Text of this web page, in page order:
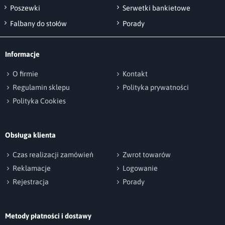
kropelki. Inną ważną cechą tego
wykończenia jest to, że wydłuża ono
żywotność tkaniny a obrus przez dłuższy czas
utrzymuje świeży, nowy wygląd.
Obrusy posiadają miękki chwyt, dzięki czemu
idealnie prezentują się na każdym stole.
Obrusy JB3666-Bikolor - ciekawa
Obrusy JB3666-Bikolor szyjemy na wymiar
Stworzyliśmy w naszym serwisie
internetowym oryginalny i zarazem łatwy,
zamówienie obrusów, bieżników i serwetek
Poszewki
Serwetki bankietowe
Falbany do stołów
Porady
Informacje
O firmie
Kontakt
Regulamin sklepu
Polityka prywatności
Polityka Cookies
Obsługa klienta
Czas realizacji zamówień
Zwrot towarów
Reklamacje
Logowanie
Rejestracja
Porady
Metody płatności i dostawy